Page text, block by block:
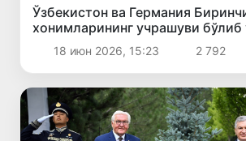
Ўзбекистон ва Германия
хонимларининг учрашуви бўлиб
18 июн 2026, 15:23 2 792